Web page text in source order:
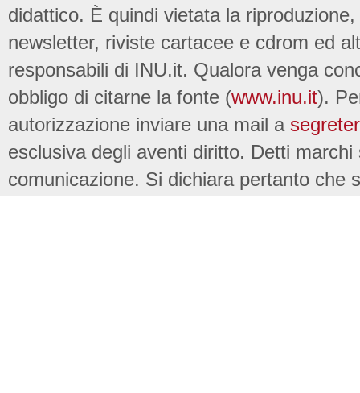
didattico. È quindi vietata la
newsletter, riviste cartacee e cdrom ed
responsabili di INU.it. Qualora venga
obbligo di citarne la fonte (www.inu.it).
autorizzazione inviare una mail a
esclusiva degli aventi diritto. Detti
comunicazione. Si dichiara pertanto che